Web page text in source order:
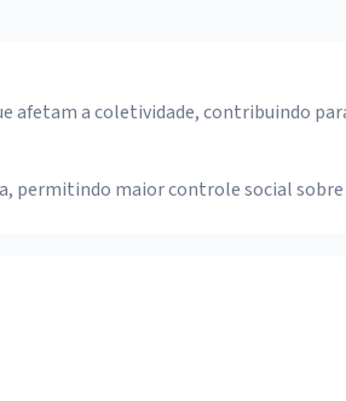
afetam a coletividade, contribuindo
permitindo maior controle social